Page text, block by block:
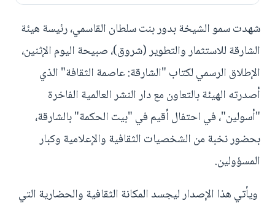
شهدت سمو الشيخة بدور بنت سلطان القاسمي، رئيسة هيئة
الشارقة للاستثمار والتطوير (شروق)، صبيحة اليوم الإثنين،
الإطلاق الرسمي لكتاب "الشارقة: عاصمة الثقافة" الذي
أصدرته الهيئة بالتعاون مع دار النشر العالمية الفاخرة
"أسولين"، في احتفال أقيم في "بيت الحكمة" بالشارقة،
بحضور نخبة من الشخصيات الثقافية والإعلامية وكبار
المسؤولين.
ويأتي هذا الإصدار ليجسد المكانة الثقافية والحضارية التي